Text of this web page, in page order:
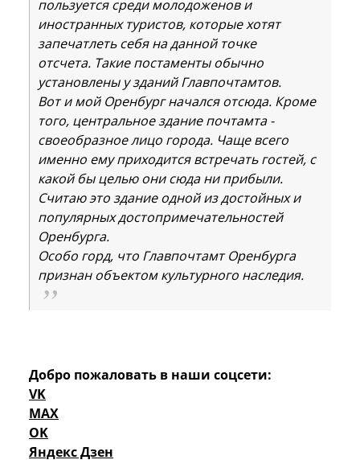
пользуется среди молодоженов и
иностранных туристов, которые хотят
запечатлеть себя на данной точке
отсчета. Такие постаменты обычно
установлены у зданий Главпочтамтов.
Вот и мой Оренбург начался отсюда. Кроме
того, центральное здание почтамта -
своеобразное лицо города. Чаще всего
именно ему приходится встречать гостей, с
какой бы целью они сюда ни прибыли.
Считаю это здание одной из достойных и
популярных достопримечательностей
Оренбурга.
Особо горд, что Главпочтамт Оренбурга
признан объектом культурного наследия.
Добро пожаловать в наши соцсети:
VK
MAX
OK
Яндекс Дзен